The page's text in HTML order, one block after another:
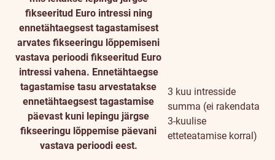
fikseeritud Euro intressi ning
ennetähtaegsest tagastamisest
arvates fikseeringu lõppemiseni
vastava perioodi fikseeritud Euro
intressi vahena. Ennetähtaegse
tagastamise tasu arvestatakse
ennetähtaegsest tagastamise
päevast kuni lepingu järgse
fikseeringu lõppemise päevani
vastava perioodi eest.
3 kuu intresside
summa (ei rakendata
3-kuulise
etteteatamise korral)